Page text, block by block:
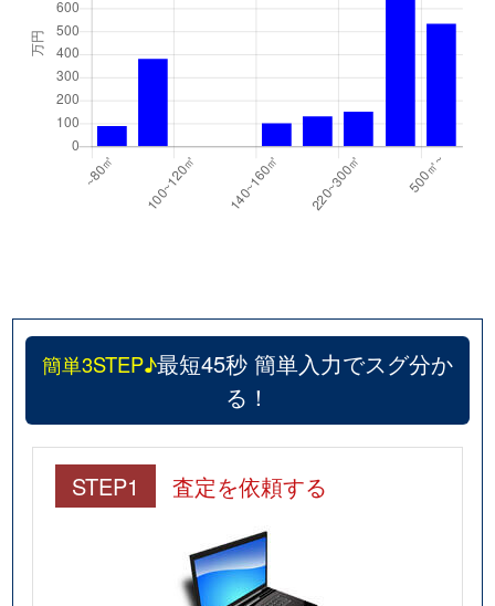
簡単3STEP♪最短45秒 簡単入力でスグ分か
る！
STEP1 査定を依頼する